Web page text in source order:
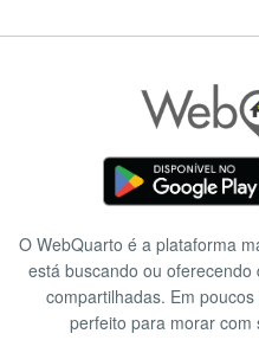
O WebQuarto é a plataforma
está buscando ou
compartilhadas. Em
perfeito para morar com